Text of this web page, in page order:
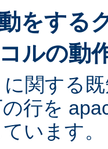
をする
ルの動
関する
行を
います。